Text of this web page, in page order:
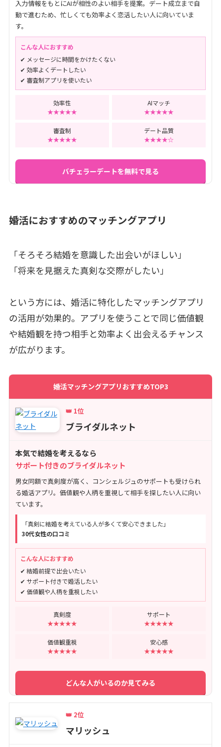
入力情報をもとにAIが相性のよい相手を提案。デート成立まで自
動で進むため、忙しくても効率よく恋活したい人に向いていま
す。
こんな人におすすめ
✔ メッセージに時間をかけたくない
✔ 効率よくデートしたい
✔ 審査制アプリを使いたい
効率性
★★★★★
AIマッチ
★★★★★
審査制
★★★★★
デート品質
★★★★☆
バチェラーデートを無料で見る
婚活におすすめのマッチングアプリ
「そろそろ結婚を意識した出会いがほしい」
「将来を見据えた真剣な交際がしたい」
という方には、婚活に特化したマッチングアプリ
の活用が効果的。アプリを使うことで同じ価値観
や結婚観を持つ相手と効率よく出会えるチャンス
が広がります。
婚活マッチングアプリおすすめTOP3
👑 1位
ブライダルネット
本気で結婚を考えるなら
サポート付きのブライダルネット
男女同額で真剣度が高く、コンシェルジュのサポートも受けられ
る婚活アプリ。価値観や人柄を重視して相手を探したい人に向い
ています。
「真剣に結婚を考えている人が多くて安心できました」
30代女性の口コミ
こんな人におすすめ
✔ 結婚前提で出会いたい
✔ サポート付きで婚活したい
✔ 価値観や人柄を重視したい
真剣度
★★★★★
サポート
★★★★★
価値観重視
★★★★★
安心感
★★★★★
どんな人がいるのか見てみる
👑 2位
マリッシュ